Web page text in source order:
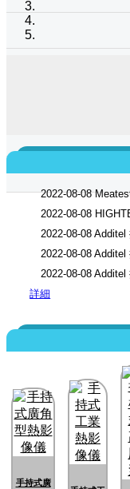
2022-08-08
2022-08-08
2022-08-08 Additel
2022-08-08 Additel 推
2022-08-08
詳細
手持式廣